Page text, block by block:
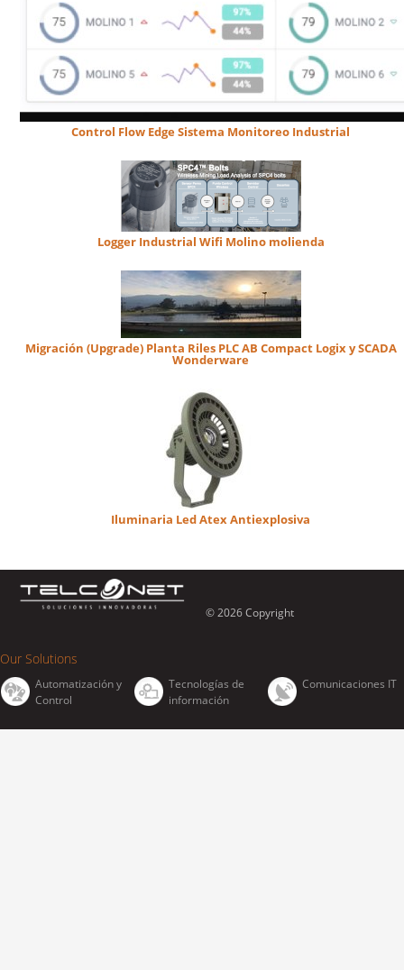
Control Flow Edge Sistema Monitoreo Industrial
Logger Industrial Wifi Molino molienda
Migración (Upgrade) Planta Riles PLC AB Compact Logix y SCADA
Wonderware
Iluminaria Led Atex Antiexplosiva
© 2026 Copyright
Our Solutions
Automatización y
Control
Tecnologías de
información
Comunicaciones IT